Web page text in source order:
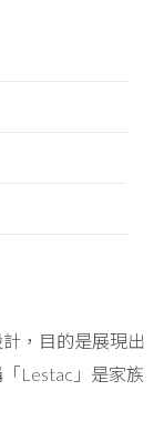
，目的是展現出
Lestac」是家族